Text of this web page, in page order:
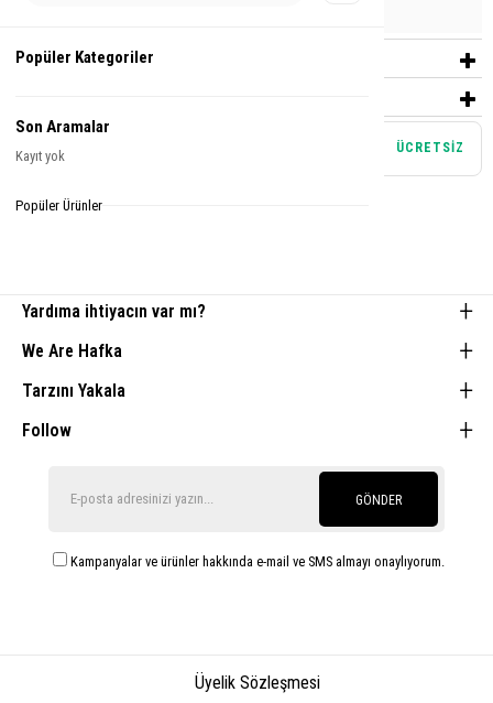
YORUMLAR(0)
ÜCRETSİZ
Yardıma ihtiyacın var mı?
We Are Hafka
Tarzını Yakala
Follow
GÖNDER
Kampanyalar ve ürünler hakkında e-mail ve SMS almayı onaylıyorum.
Üyelik Sözleşmesi
Popüler Kategoriler
Son Aramalar
Kayıt yok
Popüler Ürünler